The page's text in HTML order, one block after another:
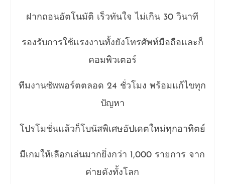
ฝากถอนอัตโนมัติ เร็วทันใจ ไม่เกิน 30 วินาที
รองรับการใช้แรงงานทั้งยังโทรศัพท์มือถือและก็
คอมพิวเตอร์
ทีมงานซัพพอร์ตตลอด 24 ชั่วโมง พร้อมแก้ไขทุก
ปัญหา
โปรโมชั่นแล้วก็โบนัสพิเศษอัปเดตใหม่ทุกอาทิตย์
มีเกมให้เลือกเล่นมากยิ่งกว่า 1,000 รายการ จาก
ค่ายดังทั้งโลก